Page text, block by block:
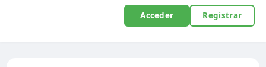
Acceder Registrar